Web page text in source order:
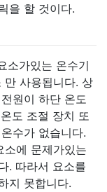
을 할 것이다.
소가있는 온수기
만 사용됩니다. 상
원이 하단 온도
도 조절 장치 또
수가 없습니다.
에 문제가있는
. 따라서 요소를
지 못합니다.